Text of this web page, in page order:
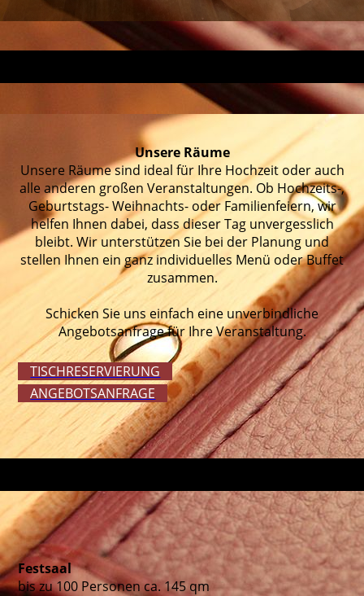
Unsere Räume
Unsere Räume sind ideal für Ihre Hochzeit oder auch
alle anderen großen Veranstaltungen. Ob Hochzeits-,
Geburtstags- Weihnachts- oder Familienfeiern, wir
helfen Ihnen dabei, dass dieser Tag unvergesslich
bleibt. Wir unterstützen Sie bei der Planung und
stellen Ihnen ein ganz individuelles Menü oder Buffet
zusammen.
Schicken Sie uns einfach eine unverbindliche
Angebotsanfrage für Ihre Veranstaltung.
TISCHRESERVIERUNG
ANGEBOTSANFRAGE
Festsaal
bis zu 100 Personen ca. 145 qm